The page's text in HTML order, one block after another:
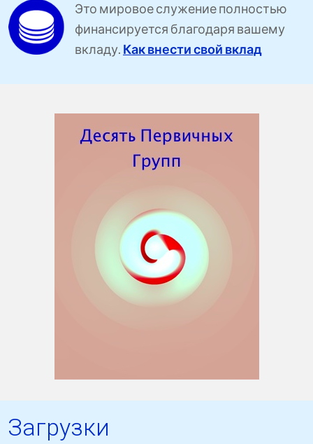
Это мировое служение полностью
финансируется благодаря вашему
вкладу. Как внести свой вклад
Загрузки